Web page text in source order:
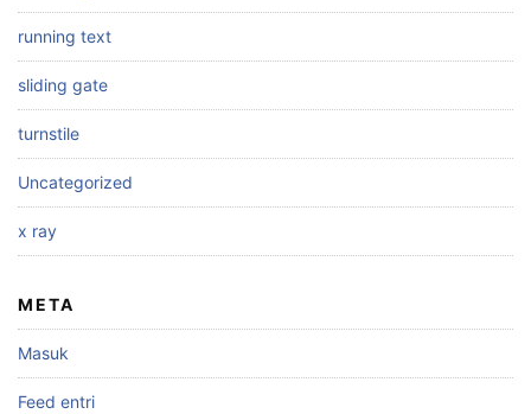
running text
sliding gate
turnstile
Uncategorized
x ray
META
Masuk
Feed entri